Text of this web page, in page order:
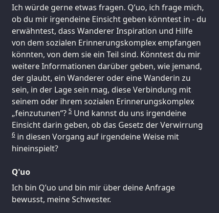
Ich würde gerne etwas fragen. Q’uo, ich frage mich,
ob du mir irgendeine Einsicht geben könntest in - du
erwähntest, dass Wanderer Inspiration und Hilfe
von dem sozialen Erinnerungskomplex empfangen
könnten, von dem sie ein Teil sind. Könntest du mir
weitere Informationen darüber geben, wie jemand,
der glaubt, ein Wanderer oder eine Wanderin zu
sein, in der Lage sein mag, diese Verbindung mit
seinem oder ihrem sozialen Erinnerungskomplex
„feinzutunen“? 5 Und kannst du uns irgendeine
Einsicht darin geben, ob das Gesetz der Verwirrung
6 in diesen Vorgang auf irgendeine Weise mit
hineinspielt?
Q'uo
Ich bin Q’uo und bin mir über deine Anfrage
bewusst, meine Schwester.